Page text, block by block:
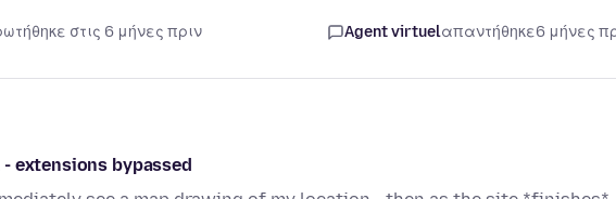
στις 6 μήνες πριν Agent virtuelαπαντήθηκε6 μήνες
- extensions bypassed